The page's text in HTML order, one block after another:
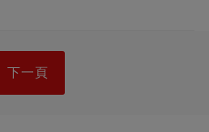
下一頁